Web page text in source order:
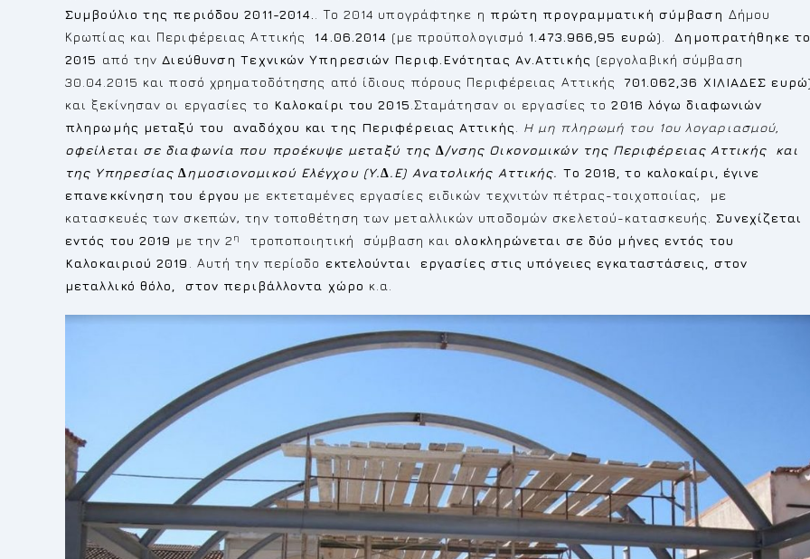
Συμβούλιο της περιόδου 2011-2014.
. Το 2014 υπογράφτηκε η πρώτη προγραμματική σύμβαση Δήμου
Κρωπίας και Περιφέρειας Αττικής 14.06.2014 (με προϋπολογισμό 1.473.966,95 ευρώ).Δημοπρατήθηκε το
2015 από τηνΔιεύθυνση Τεχνικών Υπηρεσιών Περιφ.Ενότητας Αν.Αττικής (εργολαβική σύμβαση
30.04.2015 και ποσό χρηματοδότησης από ίδιους πόρους Περιφέρειας Αττικής701.062,36 ΧΙΛΙΑΔΕΣ ευρώ
και ξεκίνησαν οι εργασίες το Καλοκαίρι του 2015 .Σταμάτησαν οι εργασίες το2016 λόγω διαφωνιών
πληρωμής μεταξύ του αναδόχου και της Περιφέρειας Αττικής
Η µη πληρωµή του 1ου λογαριασµού,
οφείλεται σε διαφωνία που προέκυψε µεταξύ της ∆/νσης Οικονοµικών της Περιφέρειας Αττικής και
της Υπηρεσίας ∆ηµοσιονοµικού Ελέγχου (Υ.∆.Ε) Ανατολικής Αττικής. Το 2018, το καλοκαίρι, έγινε
επανεκκίνηση του έργου με εκτεταμένες εργασίες ειδικών τεχνιτών πέτρας-τοιχοποιίας, με
κατασκευές των σκεπών, την τοποθέτηση των μεταλλικών υποδομών σκελετού-κατασκευής.Συνεχίζεται
εντός του 2019 με την 2 η τροποποιητική σύμβαση καιολοκληρώνεται σε δύο μήνες εντός του
Καλοκαιριού 2019
. Αυτή την περίοδο εκτελούνται εργασίες στις υπόγειες εγκαταστάσεις, στον
μεταλλικό θόλο, στον περιβάλλοντα χώρο κ.α.